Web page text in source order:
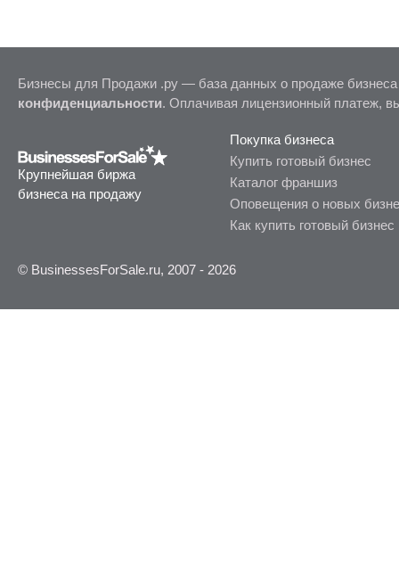
Бизнесы для Продажи .ру — база данных о продаже
конфиденциальности. Оплачивая лицензионный платеж,
Крупнейшая биржа
бизнеса на продажу
Покупка бизнеса
Купить готовый бизнес
Каталог франшиз
Оповещения о новых
Как купить готовый бизнес
© BusinessesForSale.ru, 2007 - 2026